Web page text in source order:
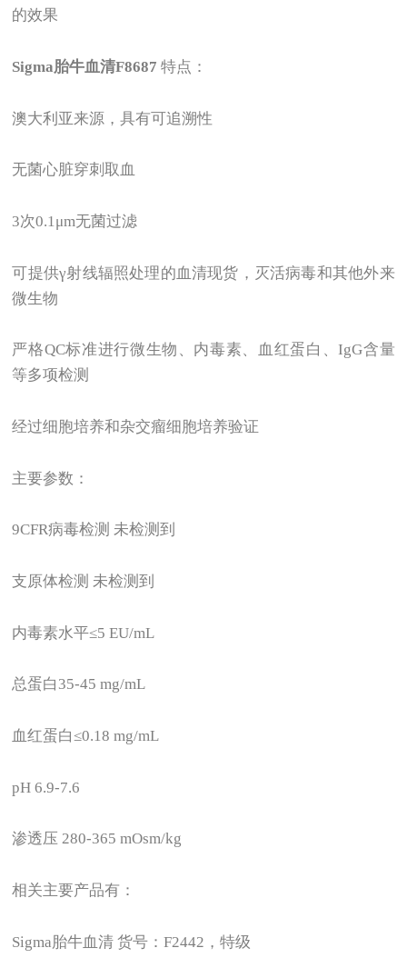
的效果
Sigma胎牛血清F8687 特点：
澳大利亚来源，具有可追溯性
无菌心脏穿刺取血
3次0.1μm无菌过滤
可提供γ射线辐照处理的血清现货，灭活病毒和其他外来
微生物
严格QC标准进行微生物、内毒素、血红蛋白、IgG含量
等多项检测
经过细胞培养和杂交瘤细胞培养验证
主要参数：
9CFR病毒检测 未检测到
支原体检测 未检测到
内毒素水平≤5 EU/mL
总蛋白35-45 mg/mL
血红蛋白≤0.18 mg/mL
pH 6.9-7.6
渗透压 280-365 mOsm/kg
相关主要产品有：
Sigma 胎牛血清 货号：F2442，特级